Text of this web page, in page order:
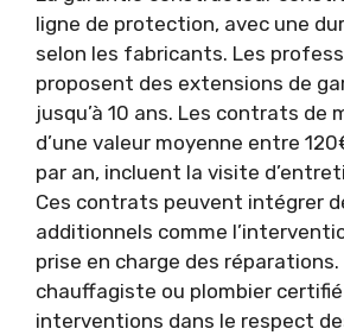
ligne de protection, avec une
selon les fabricants. Les
proposent des extensions de
jusqu’à 10 ans. Les contrats de
d’une valeur moyenne entre
par an, incluent la visite
Ces contrats peuvent intégrer
additionnels comme
prise en charge des
chauffagiste ou plombier
interventions dans le respect